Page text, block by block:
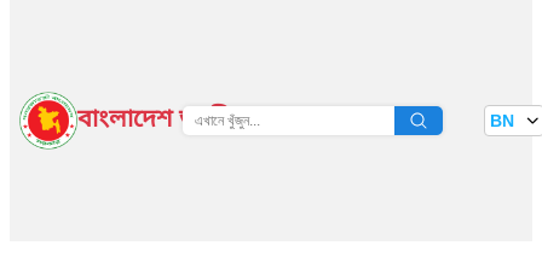
বাংলাদেশ জাতীয় তথ্য বাতায়ন BN